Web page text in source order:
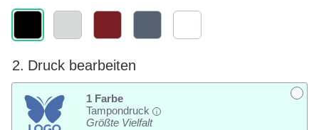
2. Druck bearbeiten
1 Farbe
Tampondruck
i
Größte Vielfalt